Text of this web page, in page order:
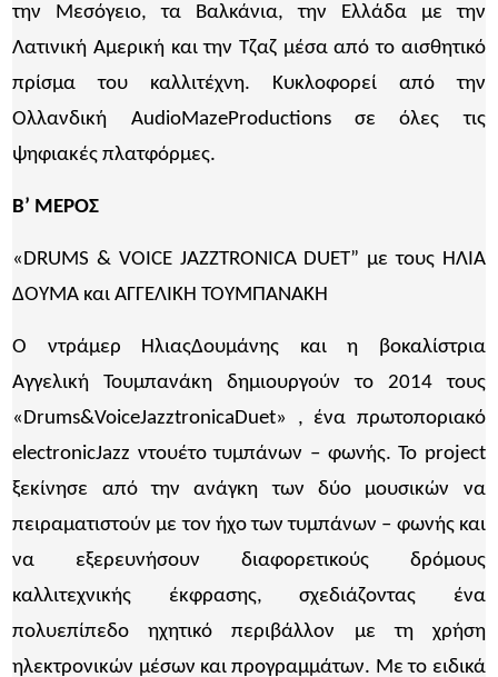
την Μεσόγειο, τα Βαλκάνια, την Ελλάδα με την
Λατινική Αμερική και την Τζαζ μέσα από το αισθητικό
πρίσμα του καλλιτέχνη. Κυκλοφορεί από την
Ολλανδική AudioMazeProductions σε όλες τις
ψηφιακές πλατφόρμες.
Β’ ΜΕΡΟΣ
«DRUMS & VOICE JAZZTRONICA DUET” με τους ΗΛΙΑ
ΔΟΥΜΑ και ΑΓΓΕΛΙΚΗ ΤΟΥΜΠΑΝΑΚΗ
Ο ντράμερ ΗλιαςΔουμάνης και η βοκαλίστρια
Αγγελική Τουμπανάκη δημιουργούν το 2014 τους
«Drums&VoiceJazztronicaDuet» , ένα πρωτοποριακό
electronicJazz ντουέτο τυμπάνων – φωνής. Το project
ξεκίνησε από την ανάγκη των δύο μουσικών να
πειραματιστούν με τον ήχο των τυμπάνων – φωνής και
να εξερευνήσουν διαφορετικούς δρόμους
καλλιτεχνικής έκφρασης, σχεδιάζοντας ένα
πολυεπίπεδο ηχητικό περιβάλλον με τη χρήση
ηλεκτρονικών μέσων και προγραμμάτων. Με το ειδικά